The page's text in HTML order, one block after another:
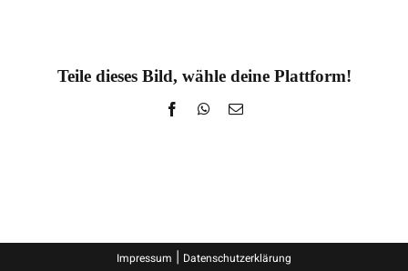
Teile dieses Bild, wähle deine Plattform!
FacebookWhatsApp
E-
Impressum | Datenschutzerklärung